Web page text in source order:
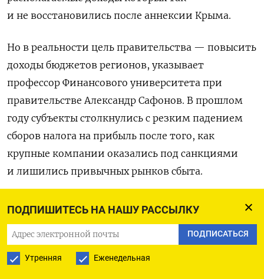
ПОДПИШИТЕСЬ НА НАШУ РАССЫЛКУ
ПОДПИСАТЬСЯ
Утренняя Еженедельная
и не восстановились после аннексии Крыма.
Но в реальности цель правительства — повысить
доходы бюджетов регионов, указывает
профессор Финансового университета при
правительстве Александр Сафонов. В прошлом
году субъекты столкнулись с резким падением
сборов налога на прибыль после того, как
крупные компании оказались под санкциями
и лишились привычных рынков сбыта.
Чтобы бизнес был «сговорчивее», к работе
планируется привлечь следователей. В начале
мая Федеральная налоговая служба направила
письмо в Генпрокуратуру, в котором